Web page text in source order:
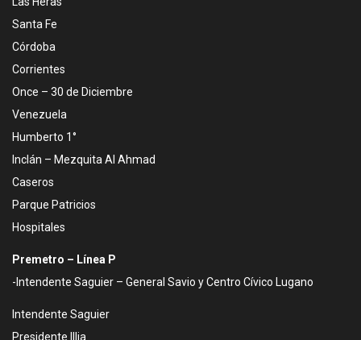
Santa Fe
Córdoba
Corrientes
Once – 30 de Diciembre
Venezuela
Humberto 1°
Inclán – Mezquita Al Ahmad
Caseros
Parque Patricios
Hospitales
Premetro – Línea P
-Intendente Saguier – General Savio y Centro Cívico Lugano
Intendente Saguier
Presidente Illia